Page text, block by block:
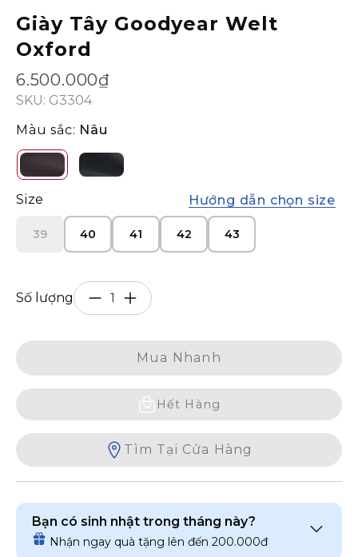
Giày Tây Goodyear Welt
Oxford
6.500.000₫
SKU: G3304
Màu sắc: Nâu
Size Hướng dẫn chọn size
39 40 41 42 43
Số lượng
Mua Nhanh
Hết Hàng
Tìm Tại Cửa Hàng
Bạn có sinh nhật trong tháng này?
Nhận ngay quà tặng lên đến 200.000đ